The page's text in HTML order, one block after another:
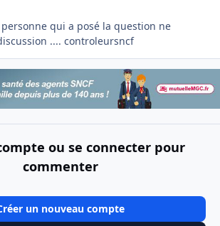
qui a posé la question ne
.... controleursncf
ou se connecter pour
commenter
un nouveau compte